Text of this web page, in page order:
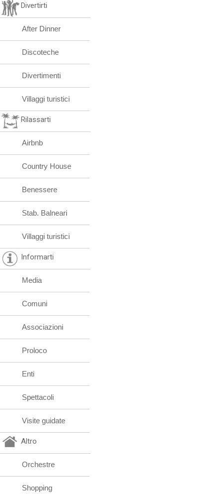
Divertirti
After Dinner
Discoteche
Divertimenti
Villaggi turistici
Rilassarti
Airbnb
Country House
Benessere
Stab. Balneari
Villaggi turistici
Informarti
Media
Comuni
Associazioni
Proloco
Enti
Spettacoli
Visite guidate
Altro
Orchestre
Shopping